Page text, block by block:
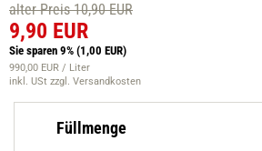
alter Preis 10,90 EUR
9,90 EUR
Sie sparen 9% (1,00 EUR)
990,00 EUR / Liter
inkl. USt zzgl. Versandkosten
Füllmenge